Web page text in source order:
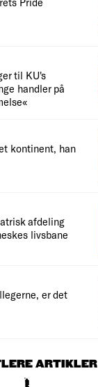
til KU's
handler på
kontinent, han
afdeling
livsbane
er det
ARTIKLER